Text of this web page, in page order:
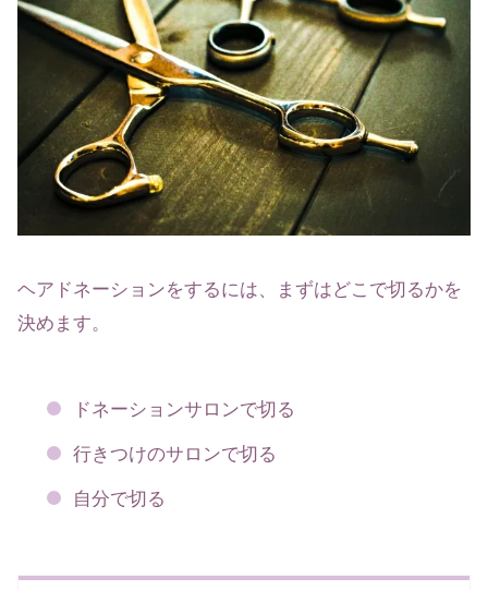
ヘアドネーションをするには、まずはどこで切るかを
決めます。
ドネーションサロンで切る
行きつけのサロンで切る
自分で切る